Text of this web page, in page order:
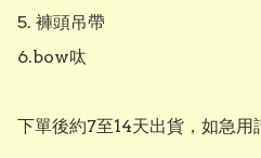
5. 褲頭吊帶
6.bow呔
下單後約7至14天出貨，如急用